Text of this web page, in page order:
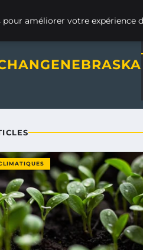
pour améliorer votre